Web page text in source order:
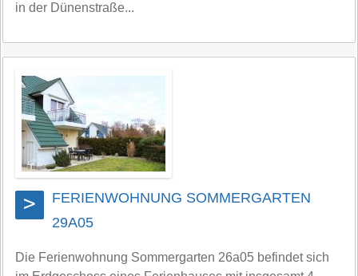
in der Dünenstraße...
>
FERIENWOHNUNG SOMMERGARTEN
29A05
Die Ferienwohnung Sommergarten 26a05 befindet sich